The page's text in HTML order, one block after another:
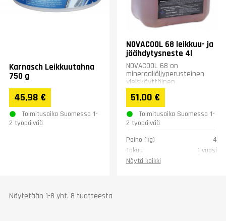
Karnasch Leikkuutahna
750 g
45,98 €
Toimitusaika Suomessa 1-
2 työpäivää
NOVACOOL 68 leikkuu- ja
jäähdytysneste 4l
NOVACOOL 68 on
mineraaliöljyperusteinen
yleiskäyttöinen
vesisekoitteinen
leikkuuneste valuraudan,
pallografiittivalun,...
51,00 €
Toimitusaika Suomessa 1-
2 työpäivää
Paino (kg)
4
Takuu
1 vuosi
Näytä kaikki
Näytetään 1-8 yht. 8 tuotteesta